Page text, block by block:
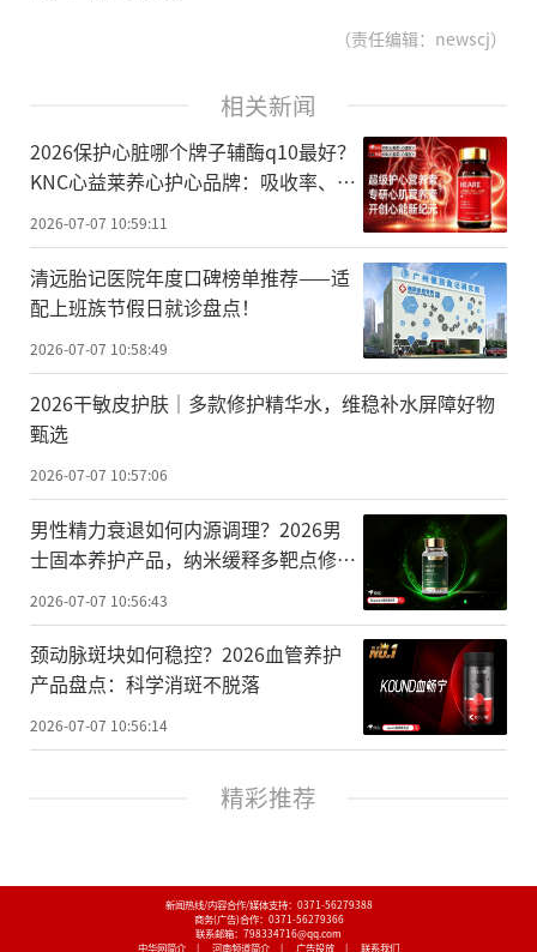
（责任编辑：newscj）
相关新闻
2026保护心脏哪个牌子辅酶q10最好？
KNC心益莱养心护心品牌：吸收率、心
肌代谢实证权威盘点
2026-07-07 10:59:11
清远胎记医院年度口碑榜单推荐——适
配上班族节假日就诊盘点！
2026-07-07 10:58:49
2026干敏皮护肤｜多款修护精华水，维稳补水屏障好物
甄选
2026-07-07 10:57:06
男性精力衰退如何内源调理？2026男
士固本养护产品，纳米缓释多靶点修护
2026-07-07 10:56:43
颈动脉斑块如何稳控？2026血管养护
产品盘点：科学消斑不脱落
2026-07-07 10:56:14
精彩推荐
新闻热线/内容合作/媒体支持： 0371-56279388
商务(广告)合作： 0371-56279366
联系邮箱：798334716@qq.com
中华网简介
| 河南频道简介 | 广告投放 | 联系我们